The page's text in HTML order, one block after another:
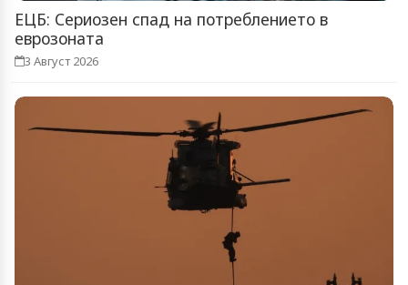
ЕЦБ: Сериозен спад на потреблението в
еврозоната
3 Август 2026